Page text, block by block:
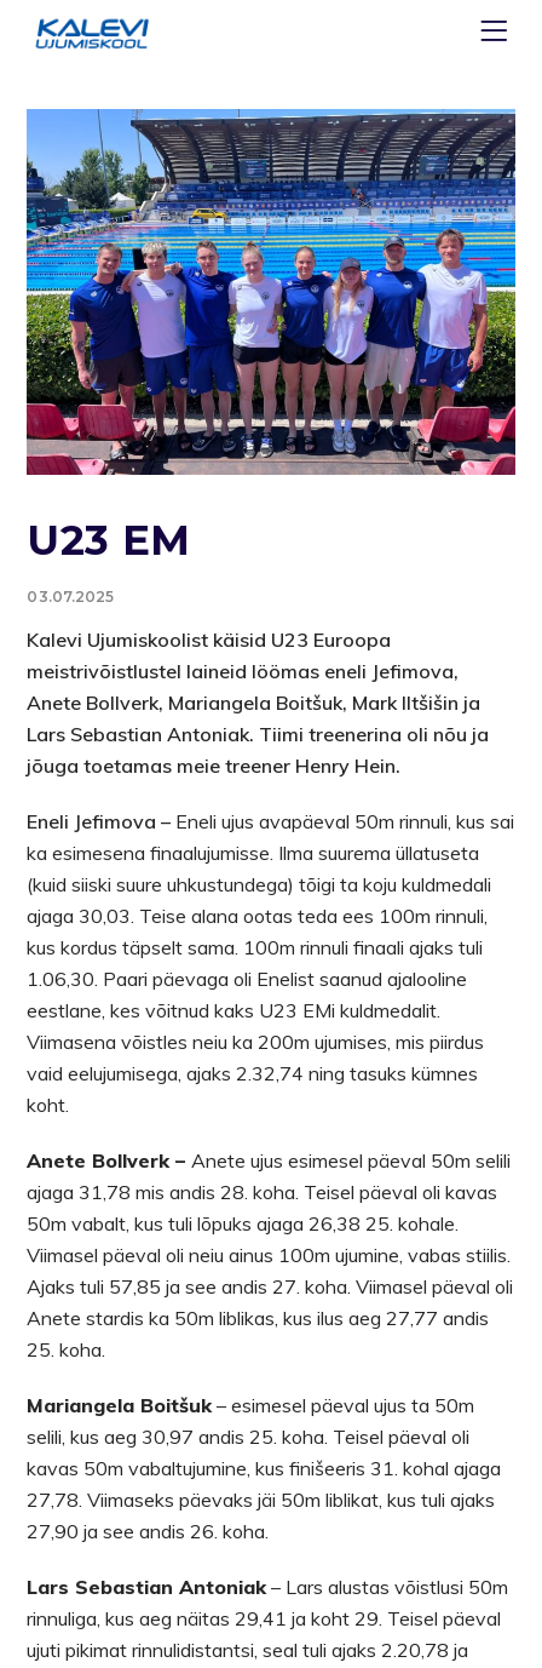
U23 EM
03.07.2025
Kalevi Ujumiskoolist käisid U23 Euroopa
meistrivõistlustel laineid löömas eneli Jefimova,
Anete Bollverk, Mariangela Boitšuk, Mark Iltšišin ja
Lars Sebastian Antoniak. Tiimi treenerina oli nõu ja
jõuga toetamas meie treener Henry Hein.
Eneli Jefimova – Eneli ujus avapäeval 50m rinnuli, kus sai
ka esimesena finaalujumisse. Ilma suurema üllatuseta
(kuid siiski suure uhkustundega) tõigi ta koju kuldmedali
ajaga 30,03. Teise alana ootas teda ees 100m rinnuli,
kus kordus täpselt sama. 100m rinnuli finaali ajaks tuli
1.06,30. Paari päevaga oli Enelist saanud ajalooline
eestlane, kes võitnud kaks U23 EMi kuldmedalit.
Viimasena võistles neiu ka 200m ujumises, mis piirdus
vaid eelujumisega, ajaks 2.32,74 ning tasuks kümnes
koht.
Anete Bollverk –Anete ujus esimesel päeval 50m selili
ajaga 31,78 mis andis 28. koha. Teisel päeval oli kavas
50m vabalt, kus tuli lõpuks ajaga 26,38 25. kohale.
Viimasel päeval oli neiu ainus 100m ujumine, vabas stiilis.
Ajaks tuli 57,85 ja see andis 27. koha. Viimasel päeval oli
Anete stardis ka 50m liblikas, kus ilus aeg 27,77 andis
25. koha.
Mariangela Boitšuk– esimesel päeval ujus ta 50m
selili, kus aeg 30,97 andis 25. koha. Teisel päeval oli
kavas 50m vabaltujumine, kus finišeeris 31. kohal ajaga
27,78. Viimaseks päevaks jäi 50m liblikat, kus tuli ajaks
27,90 ja see andis 26. koha.
Lars Sebastian Antoniak– Lars alustas võistlusi 50m
rinnuliga, kus aeg näitas 29,41 ja koht 29. Teisel päeval
ujuti pikimat rinnulidistantsi, seal tuli ajaks 2.20,78 ja